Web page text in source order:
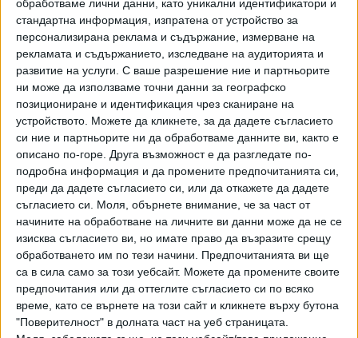
обработваме лични данни, като уникални идентификатори и
стандартна информация, изпратена от устройство за
персонализирана реклама и съдържание, измерване на
рекламата и съдържанието, изследване на аудиторията и
развитие на услуги. С ваше разрешение ние и партньорите
ни може да използваме точни данни за географско
позициониране и идентификация чрез сканиране на
устройството. Можете да кликнете, за да дадете съгласието
си ние и партньорите ни да обработваме данните ви, както е
описано по-горе. Друга възможност е да разгледате по-
подробна информация и да промените предпочитанията си,
преди да дадете съгласието си, или да откажете да дадете
съгласието си. Моля, обърнете внимание, че за част от
начините на обработване на личните ви данни може да не се
изисква съгласието ви, но имате право да възразите срещу
обработването им по тези начини. Предпочитанията ви ще
са в сила само за този уебсайт. Можете да промените своите
предпочитания или да оттеглите съгласието си по всяко
време, като се върнете на този сайт и кликнете върху бутона
"Поверителност" в долната част на уеб страницата.
нанесоха двете фракции, може би е най-добре да
тръгнем на чисто. Новото поколение го иска така. Доган
не гледаше отрицателно на тази идея. Въпросът е, че
всички искахме да се преборим за марката ДПС, но се
вижда, че я губим“.
Той допълни: „Това е краят на проекта ДПС – 35-
годишен проект с всичките му грешки и заслуги. Д-р
Ахмед Доган остава нашата жива връзка с онази
история – историята на нашия народ. Той е една от
легендите, която ще пренесе моста от ДПС в нова
форма – под друго лого. Съгласен е и дава път на
младото поколение да поеме щафетата и ще го
подкрепи“.
„Няма да повтаряме стария модел – ще имаме нова
партия, с нова визия, с мандатност и демократичност, с
качествени хора и – най-важното – абсолютно без